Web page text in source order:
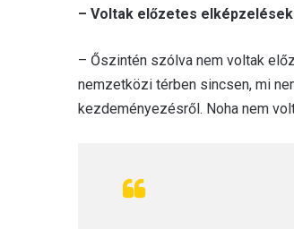
– Voltak előzetes
– Őszintén szólva nem voltak
nemzetközi térben sincsen, mi
kezdeményezésről. Noha nem